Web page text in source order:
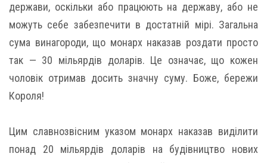
держави, оскільки або працюють на державу, або не
можуть себе забезпечити в достатній мірі. Загальна
сума винагороди, що монарх наказав роздати просто
так — 30 мільярдів доларів. Це означає, що кожен
чоловік отримав досить значну суму. Боже, бережи
Короля!
Цим славнозвісним указом монарх наказав виділити
понад 20 мільярдів доларів на будівництво нових